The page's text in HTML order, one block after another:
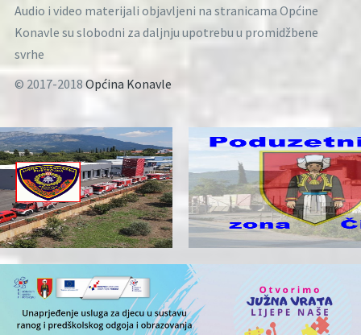
Audio i video materijali objavljeni na stranicama Općine
Konavle su slobodni za daljnju upotrebu u promidžbene
svrhe
© 2017-2018 Općina Konavle